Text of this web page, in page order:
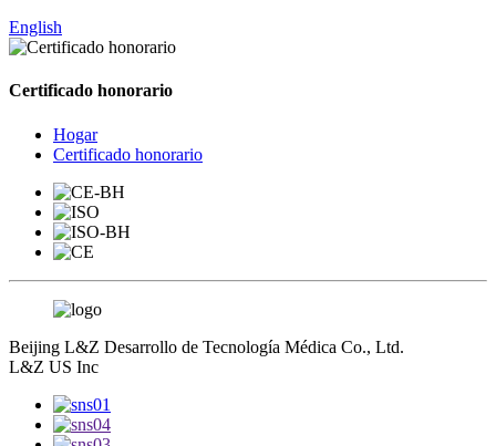
English
Certificado honorario
Hogar
Certificado honorario
Beijing L&Z Desarrollo de Tecnología Médica Co., Ltd.
L&Z US Inc